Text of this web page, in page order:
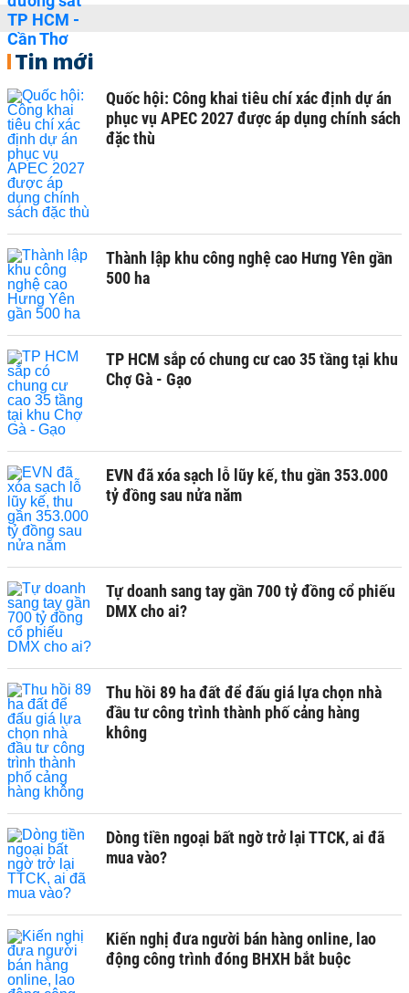
Tin mới
Quốc hội: Công khai tiêu chí xác định dự án
phục vụ APEC 2027 được áp dụng chính sách
đặc thù
Thành lập khu công nghệ cao Hưng Yên gần
500 ha
TP HCM sắp có chung cư cao 35 tầng tại khu
Chợ Gà - Gạo
EVN đã xóa sạch lỗ lũy kế, thu gần 353.000
tỷ đồng sau nửa năm
Tự doanh sang tay gần 700 tỷ đồng cổ phiếu
DMX cho ai?
Thu hồi 89 ha đất để đấu giá lựa chọn nhà
đầu tư công trình thành phố cảng hàng
không
Dòng tiền ngoại bất ngờ trở lại TTCK, ai đã
mua vào?
Kiến nghị đưa người bán hàng online, lao
động công trình đóng BHXH bắt buộc